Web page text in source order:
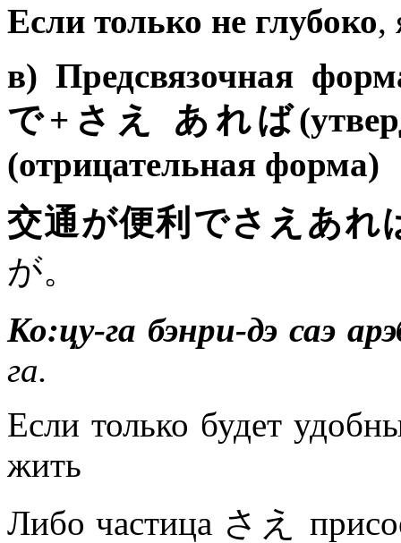
Если только не глубоко,
в) Предсвязочная
で+さえ あれば
(отрицательная форма)
交通が便利でさえあれ
が。
Ко:цу-га бэнри-дэ саэ
га.
Если только будет
жить
Либо частица さえ